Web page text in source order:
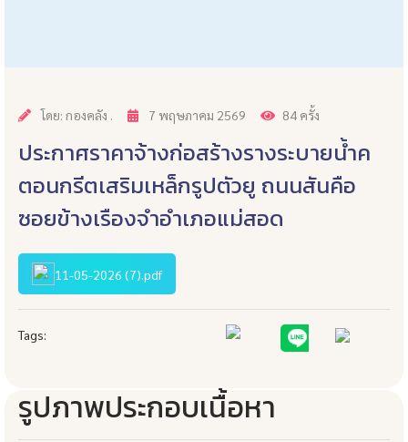
โดย: กองคลัง . 7 พฤษภาคม 2569 84 ครั้ง
ประกาศราคาจ้างก่อสร้างรางระบายน้ำค
ตอนกรีตเสริมเหล็กรูปตัวยู ถนนสันคือ
ซอยข้างเรืองจำอำเภอแม่สอด
11-05-2026 (7).pdf
Tags:
รูปภาพประกอบเนื้อหา